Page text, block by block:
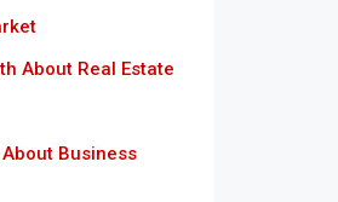
About Real Estate
Business